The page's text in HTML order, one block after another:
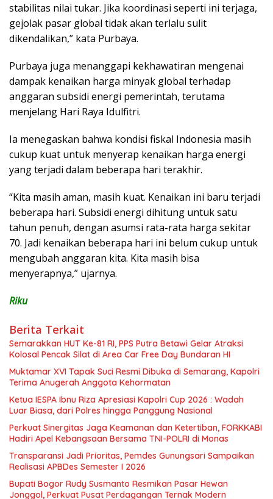
stabilitas nilai tukar. Jika koordinasi seperti ini terjaga,
gejolak pasar global tidak akan terlalu sulit
dikendalikan,” kata Purbaya.
Purbaya juga menanggapi kekhawatiran mengenai
dampak kenaikan harga minyak global terhadap
anggaran subsidi energi pemerintah, terutama
menjelang Hari Raya Idulfitri.
Ia menegaskan bahwa kondisi fiskal Indonesia masih
cukup kuat untuk menyerap kenaikan harga energi
yang terjadi dalam beberapa hari terakhir.
“Kita masih aman, masih kuat. Kenaikan ini baru terjadi
beberapa hari. Subsidi energi dihitung untuk satu
tahun penuh, dengan asumsi rata-rata harga sekitar
70. Jadi kenaikan beberapa hari ini belum cukup untuk
mengubah anggaran kita. Kita masih bisa
menyerapnya,” ujarnya.
Riku
Berita Terkait
Semarakkan HUT Ke-81 RI, PPS Putra Betawi Gelar Atraksi
Kolosal Pencak Silat di Area Car Free Day Bundaran HI
Muktamar XVI Tapak Suci Resmi Dibuka di Semarang, Kapolri
Terima Anugerah Anggota Kehormatan
Ketua IESPA Ibnu Riza Apresiasi Kapolri Cup 2026 : Wadah
Luar Biasa, dari Polres hingga Panggung Nasional
Perkuat Sinergitas Jaga Keamanan dan Ketertiban, FORKKABI
Hadiri Apel Kebangsaan Bersama TNI-POLRI di Monas
Transparansi Jadi Prioritas, Pemdes Gunungsari Sampaikan
Realisasi APBDes Semester I 2026
Bupati Bogor Rudy Susmanto Resmikan Pasar Hewan
Jonggol, Perkuat Pusat Perdagangan Ternak Modern